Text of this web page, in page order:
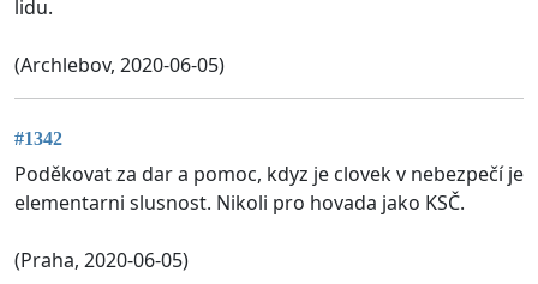
lidu.
(Archlebov, 2020-06-05)
#1342
Poděkovat za dar a pomoc, kdyz je clovek v nebezpečí je
elementarni slusnost. Nikoli pro hovada jako KSČ.
(Praha, 2020-06-05)